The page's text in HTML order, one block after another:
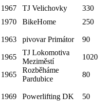
1967 TJ Velichovky
330
1970 BikeHome 250
1963 pivovar Primátor 90
1965
TJ Lokomotiva
Meziměstí
1020
1965
Rozběháme
Pardubice
80
1969 Powerlifting DK 50